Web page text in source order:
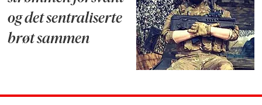
og det sentraliserte
brøt sammen